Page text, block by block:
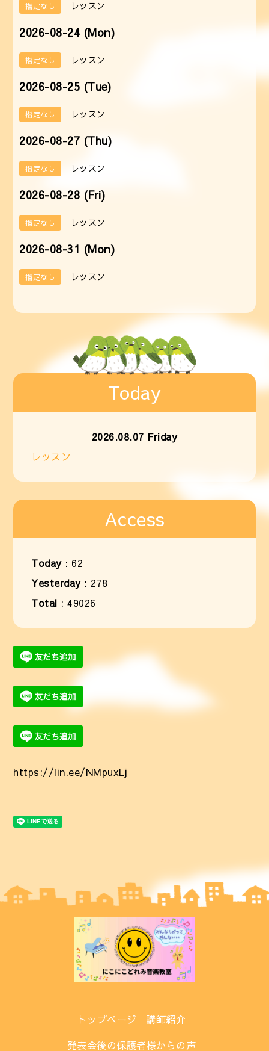
指定なし レッスン
2026-08-24 (Mon)
指定なし レッスン
2026-08-25 (Tue)
指定なし レッスン
2026-08-27 (Thu)
指定なし レッスン
2026-08-28 (Fri)
指定なし レッスン
2026-08-31 (Mon)
指定なし レッスン
Today
2026.08.07 Friday
レッスン
Access
Today: 62
Yesterday: 278
Total :49026
https://lin.ee/NMpuxLj
トップページ
講師紹介
発表会後の保護者様からの声